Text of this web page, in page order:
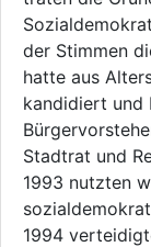
der Stimmen
hatte aus
kandidiert und
Stadtrat und
1993 nutzten
1994